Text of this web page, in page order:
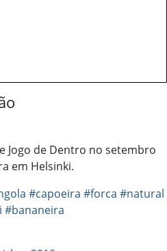
Jogo de Dentro no setembro
em Helsinki.
#capoeira #forca #natural
#bananeira